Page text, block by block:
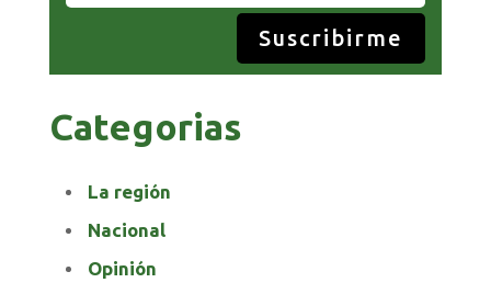
Suscribirme
Categorias
La región
Nacional
Opinión